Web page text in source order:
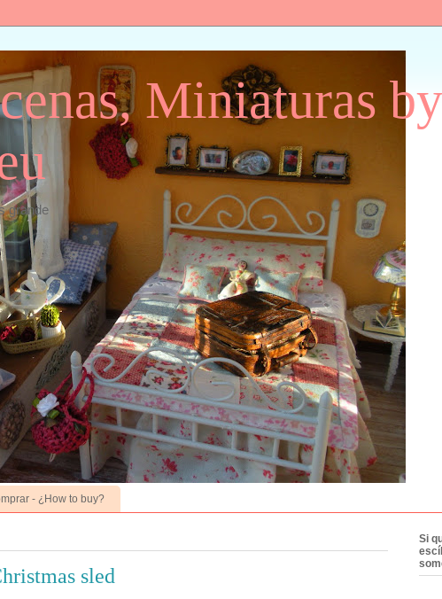
Miniaturas
grande
- ¿How to buy?
sled
Si